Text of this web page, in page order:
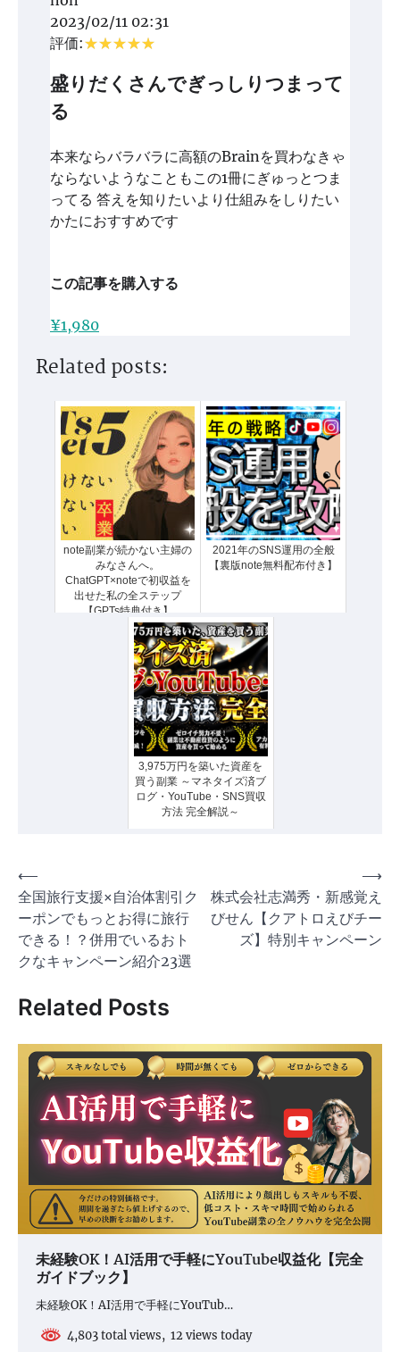
2023/02/11 02:31
評価:
盛りだくさんでぎっしりつまって
る
本来ならバラバラに高額のBrainを買わなきゃ
ならないようなこともこの1冊にぎゅっとつま
ってる 答えを知りたいより仕組みをしりたい
かたにおすすめです
この記事を購入する
¥1,980
Related posts:
note副業が続かない主婦の
みなさんへ。
ChatGPT×noteで初収益を
出せた私の全ステップ
【GPTs特典付き】
2021年のSNS運用の全般
【裏版note無料配布付き】
3,975万円を築いた資産を
買う副業 ～マネタイズ済ブ
ログ・YouTube・SNS買収
方法 完全解説～
投
稿
ナ
ビ
ー
シ
⟵
全国旅行支援×自治体割引ク
ーポンでもっとお得に旅行
できる！？併用でいるおト
クなキャンペーン紹介23選
株式会社志満秀・新感覚え
びせん【クアトロえびチー
ズ】特別キャンペーン
⟶
Related Posts
未経験OK！AI活用で手軽にYouTube収益化【完全
ガイドブック】
未経験OK！AI活用で手軽にYouTub…
4,803 total views, 12 views today